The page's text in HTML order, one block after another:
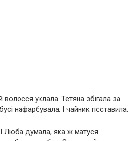
уклала. Тетяна збігала за
нафарбувала. І чайник поставила.
Люба думала, яка ж матуся